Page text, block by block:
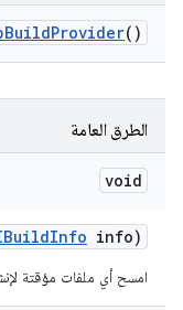
BuildProvider()
الطرق العامة
void
Info info)
امسح أي ملفات مؤقتة